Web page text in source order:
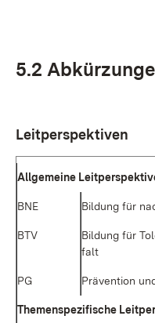
5.2
Leit­per­spek­ti­ven
All­ge­mei­ne
BNE Bil­dung für
BTV
Bil­dung für
falt
PG Prä­ven­ti­on
The­men­spe­zi­fi­sche